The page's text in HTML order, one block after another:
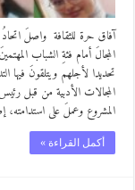
آفاق حرة للثقافة واصلَ
المجالَ أمام فئةِ الشباب
تحديدا لأجلهم ويتلقونَ فيها
المجالات الأدبية من قبل
المشروع وعملَ على استدامته،
أكمل القراءة »